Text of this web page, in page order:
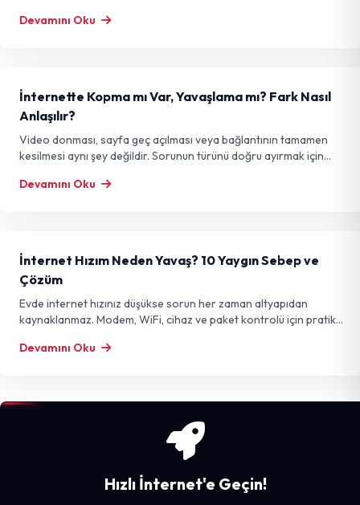
Devamını Oku
İnternette Kopma mı Var, Yavaşlama mı? Fark Nasıl
Anlaşılır?
Video donması, sayfa geç açılması veya bağlantının tamamen
kesilmesi aynı şey değildir. Sorunun türünü doğru ayırmak için
Devamını Oku
İnternet Hızım Neden Yavaş? 10 Yaygın Sebep ve
Çözüm
Evde internet hızınız düşükse sorun her zaman altyapıdan
kaynaklanmaz. Modem, WiFi, cihaz ve paket kontrolü için pratik
Devamını Oku
Hızlı İnternet'e Geçin!